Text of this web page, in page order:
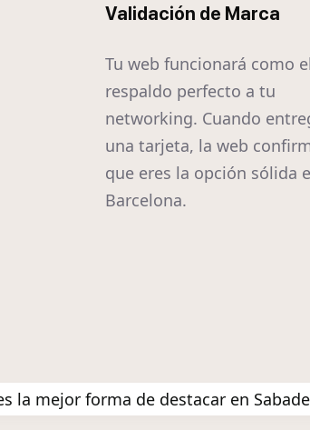
Validación de Marca
Tu web funcionará como el
respaldo perfecto a tu
networking. Cuando
una tarjeta, la web
que eres la opción sólida
Barcelona.
la mejor forma de destacar en